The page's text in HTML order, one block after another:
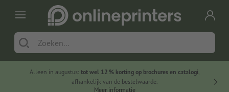
Alleen in augustus: tot wel 12 % korting op brochures en catalogi,
afhankelijk van de bestelwaarde.
Meer informatie